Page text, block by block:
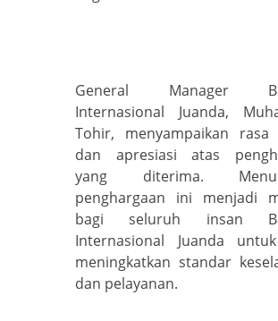
General Manager
Internasional Juanda,
Tohir, menyampaikan rasa
dan apresiasi atas
yang diterima.
penghargaan ini menjadi
bagi seluruh insan
Internasional Juanda
meningkatkan standar
dan pelayanan.